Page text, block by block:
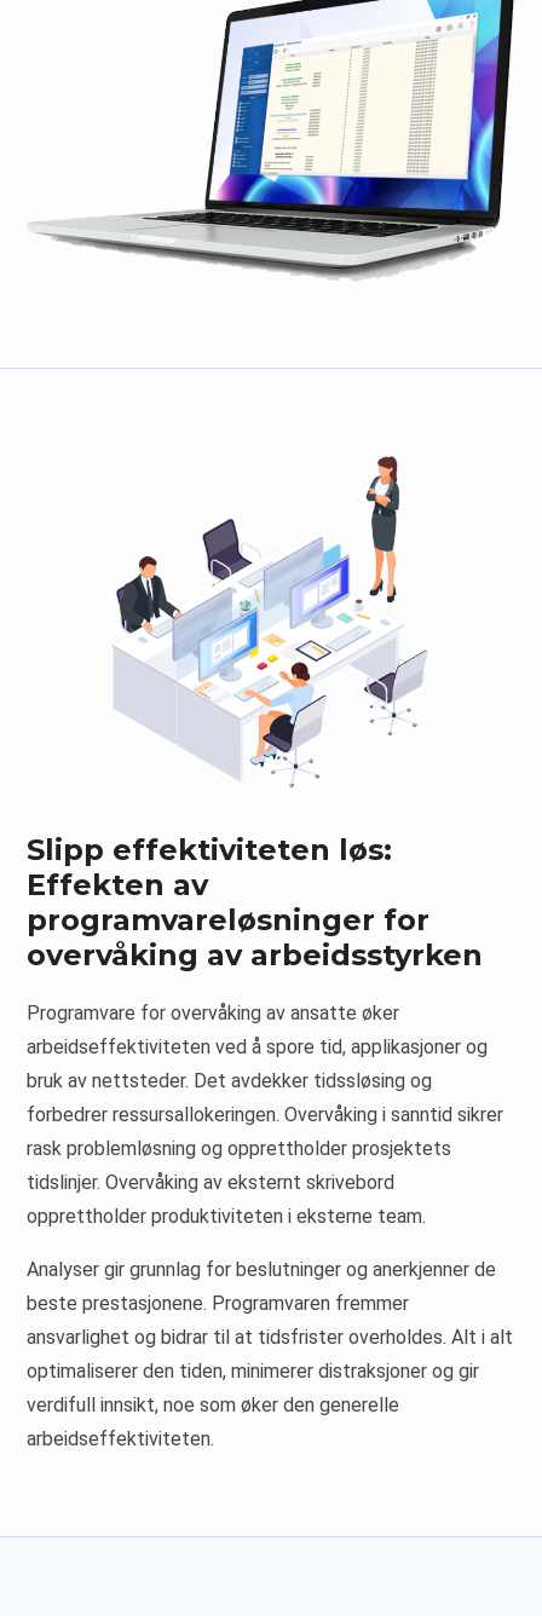
Slipp effektiviteten løs:
Effekten av
programvareløsninger for
overvåking av arbeidsstyrken
Programvare for overvåking av ansatte øker
arbeidseffektiviteten ved å spore tid, applikasjoner og
bruk av nettsteder. Det avdekker tidssløsing og
forbedrer ressursallokeringen. Overvåking i sanntid sikrer
rask problemløsning og opprettholder prosjektets
tidslinjer. Overvåking av eksternt skrivebord
opprettholder produktiviteten i eksterne team.
Analyser gir grunnlag for beslutninger og anerkjenner de
beste prestasjonene. Programvaren fremmer
ansvarlighet og bidrar til at tidsfrister overholdes. Alt i alt
optimaliserer den tiden, minimerer distraksjoner og gir
verdifull innsikt, noe som øker den generelle
arbeidseffektiviteten.